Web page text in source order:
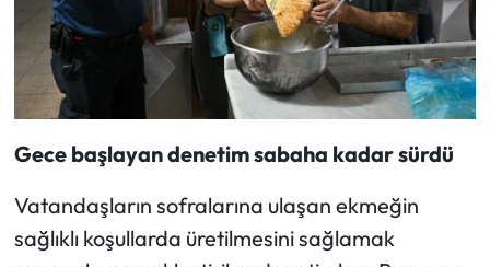
Gece başlayan denetim sabaha kadar sürdü
Vatandaşların sofralarına ulaşan ekmeğin
sağlıklı koşullarda üretilmesini sağlamak